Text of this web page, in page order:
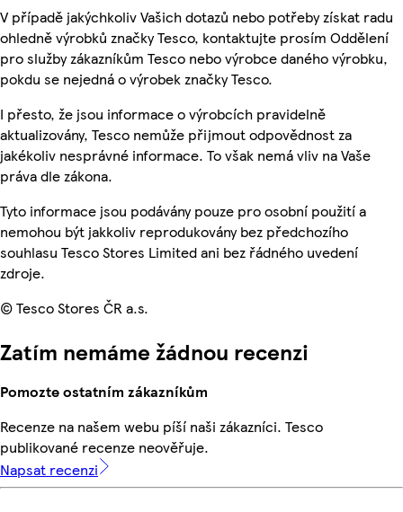
V případě jakýchkoliv Vašich dotazů nebo potřeby získat radu
ohledně výrobků značky Tesco, kontaktujte prosím Oddělení
pro služby zákazníkům Tesco nebo výrobce daného výrobku,
pokdu se nejedná o výrobek značky Tesco.
I přesto, že jsou informace o výrobcích pravidelně
aktualizovány, Tesco nemůže přijmout odpovědnost za
jakékoliv nesprávné informace. To však nemá vliv na Vaše
práva dle zákona.
Tyto informace jsou podávány pouze pro osobní použití a
nemohou být jakkoliv reprodukovány bez předchozího
souhlasu Tesco Stores Limited ani bez řádného uvedení
zdroje.
© Tesco Stores ČR a.s.
Zatím nemáme žádnou recenzi
Pomozte ostatním zákazníkům
Recenze na našem webu píší naši zákazníci. Tesco
publikované recenze neověřuje.
Napsat recenzi